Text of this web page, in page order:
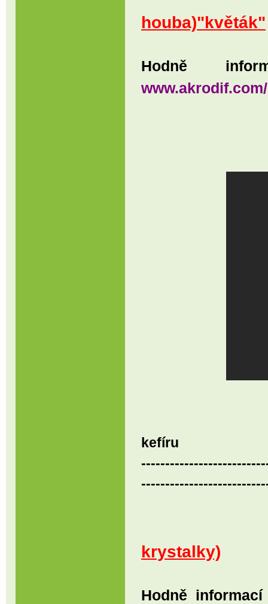
houba)"květák"
Hodně
kefíru
krystalky)
Hodně